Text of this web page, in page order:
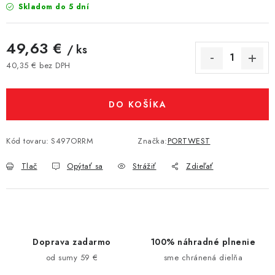
Skladom do 5 dní
49,63 € / ks
40,35 € bez DPH
DO KOŠÍKA
Kód tovaru: S497ORRM Značka:PORTWEST
Tlač Opýtať sa Strážiť Zdieľať
Doprava zadarmo
od sumy 59 €
100% náhradné plnenie
sme chránená dielňa